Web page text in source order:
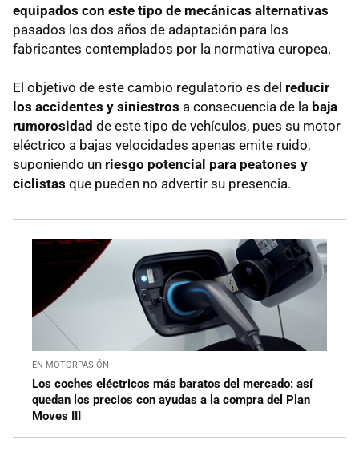
equipados con este tipo de mecánicas alternativas
pasados los dos años de adaptación para los
fabricantes contemplados por la normativa europea.
El objetivo de este cambio regulatorio es del reducir
los accidentes y siniestros a consecuencia de la baja
rumorosidad de este tipo de vehículos, pues su motor
eléctrico a bajas velocidades apenas emite ruido,
suponiendo un riesgo potencial para peatones y
ciclistas que pueden no advertir su presencia.
EN MOTORPASIÓN
Los coches eléctricos más baratos del mercado: así
quedan los precios con ayudas a la compra del Plan
Moves III